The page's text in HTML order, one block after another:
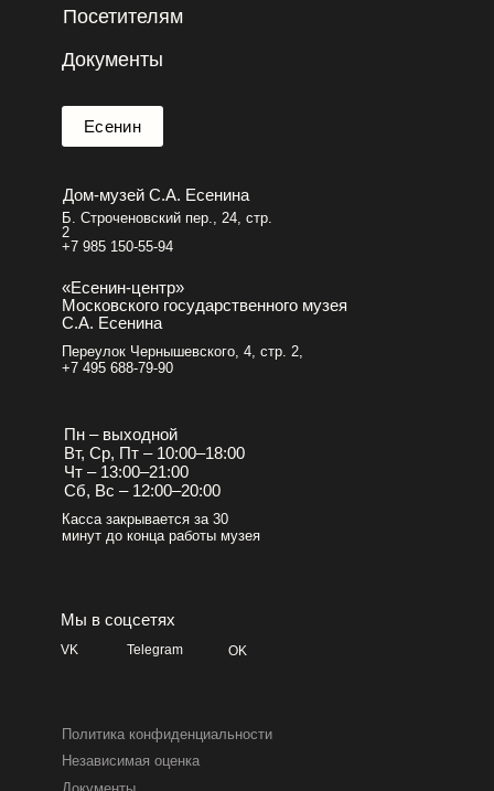
Дом-музей С.А. Есенина
Политика конфиденциальности
Независимая оценка
Посетителям
Пн – выходной
Вт, Ср, Пт – 10:00–18:00
Чт – 13:00–21:00
Сб, Вс – 12:00–20:00
Касса закрывается за 30
минут до конца работы музея
Документы
Б. Строченовский пер., 24, стр.
2
+7 985 150-55-94
Есенин
VK Telegram OK
Мы в соцсетях
«Есенин-центр»
Московского государственного музея
С.А. Есенина
Переулок Чернышевского, 4, стр. 2,
+7 495 688-79-90